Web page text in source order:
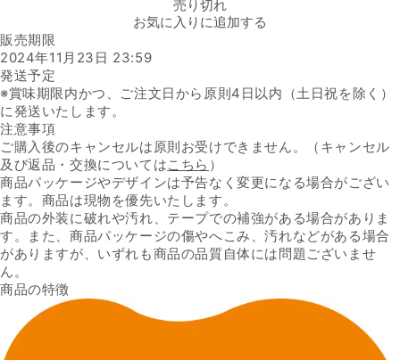
売り切れ
お気に入りに追加する
販売期限
2024年11月23日 23:59
発送予定
※賞味期限内かつ、ご注文日から原則4日以内（土日祝を除く）
に発送いたします。
注意事項
ご購入後のキャンセルは原則お受けできません。（キャンセル
及び返品・交換についてはこちら ）
商品パッケージやデザインは予告なく変更になる場合がござい
ます。商品は現物を優先いたします。
商品の外装に破れや汚れ、テープでの補強がある場合がありま
す。また、商品パッケージの傷やへこみ、汚れなどがある場合
がありますが、いずれも商品の品質自体には問題ございませ
ん。
商品の特徴